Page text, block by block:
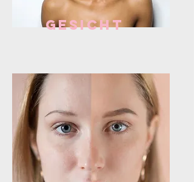
Gesicht